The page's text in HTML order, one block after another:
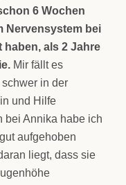
6 Wochen
Nervensystem bei
haben, als 2 Jahre
Mir fällt es
in der
und Hilfe
bei Annika habe ich
aufgehoben
liegt, dass sie